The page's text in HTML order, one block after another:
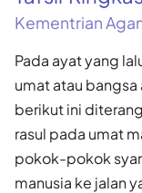
Kementrian
Pada ayat yang
umat atau
berikut ini
rasul pada umat
pokok-pokok
manusia ke jalan